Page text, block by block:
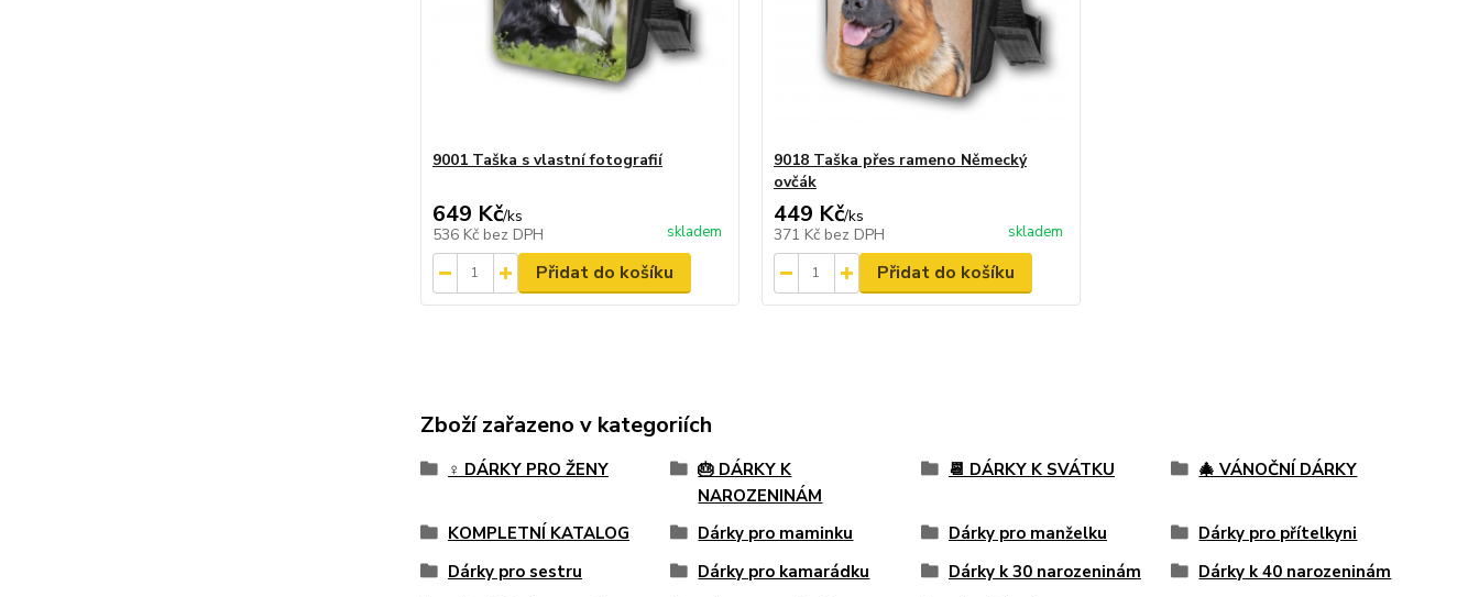
9001 Taška s vlastní fotografií
649 Kč/ks
536 Kč bez DPH skladem
Přidat do košíku
9018 Taška přes rameno Německý
ovčák
449 Kč/ks
371 Kč bez DPH skladem
Přidat do košíku
Zboží zařazeno v kategoriích
♀️ DÁRKY PRO ŽENY
🎂 DÁRKY K
NAROZENINÁM
📆 DÁRKY K SVÁTKU 🎄 VÁNOČNÍ DÁRKY
KOMPLETNÍ KATALOG Dárky pro maminku Dárky pro manželku
Dárky pro přítelkyni
Dárky pro sestru
Dárky pro kamarádku Dárky k 30 narozeninám
Dárky k 40 narozeninám